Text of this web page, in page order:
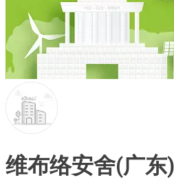
维布络安舍(广